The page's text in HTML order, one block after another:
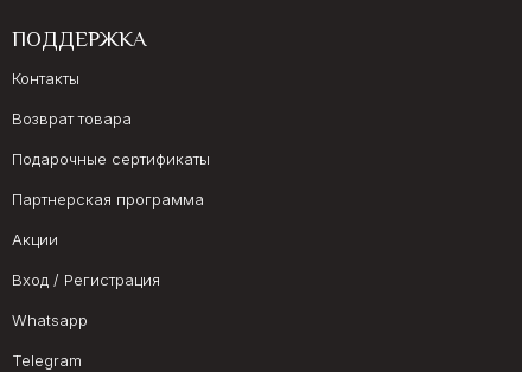
ПОДДЕРЖКА
Контакты
Возврат товара
Подарочные сертификаты
Партнерская программа
Акции
Вход / Регистрация
Whatsapp
Telegram